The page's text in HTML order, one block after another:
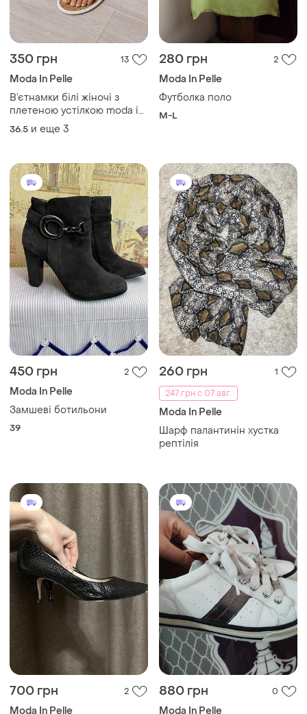
350 грн 13
Moda In Pelle
В’єтнамки білі жіночі з
плетеною устілкою moda in
pelle
36.5 и еще 3
280 грн 2
Moda In Pelle
Футболка поло
M-L
450 грн 2
Moda In Pelle
Замшеві ботильони
39
260 грн
1
247 грн с 07 авг.
Moda In Pelle
Шарф палантинін хустка
рептілія
700 грн 2
Moda In Pelle
880 грн 0
Moda In Pelle